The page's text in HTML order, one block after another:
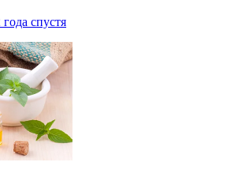
года спустя